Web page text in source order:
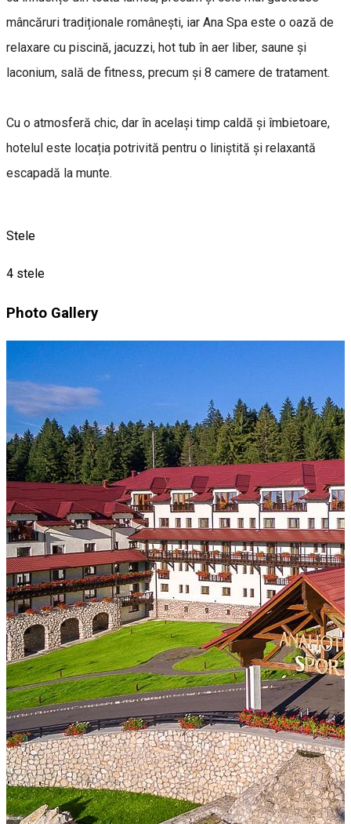
mâncăruri tradiționale românești, iar Ana Spa este o oază de
relaxare cu piscină, jacuzzi, hot tub în aer liber, saune și
laconium, sală de fitness, precum și 8 camere de tratament.
Cu o atmosferă chic, dar în același timp caldă și îmbietoare,
hotelul este locația potrivită pentru o liniștită și relaxantă
escapadă la munte.
Stele
4 stele
Photo Gallery